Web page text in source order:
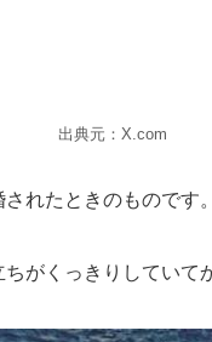
出典元：X.com
れたときのものです。
がくっきりしていて